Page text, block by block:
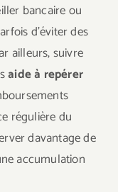
bancaire ou
d’éviter des
ailleurs, suivre
aide à repérer
régulière du
davantage de
accumulation